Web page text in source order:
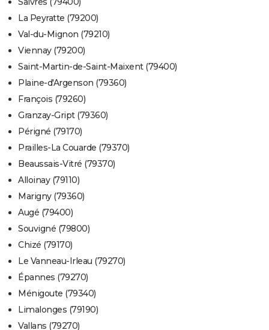
La Peyratte (79200)
Val-du-Mignon (79210)
Viennay (79200)
Saint-Martin-de-Saint-Maixent (79400)
Plaine-d'Argenson (79360)
François (79260)
Granzay-Gript (79360)
Périgné (79170)
Prailles-La Couarde (79370)
Beaussais-Vitré (79370)
Alloinay (79110)
Marigny (79360)
Augé (79400)
Souvigné (79800)
Chizé (79170)
Le Vanneau-Irleau (79270)
Épannes (79270)
Ménigoute (79340)
Limalonges (79190)
Vallans (79270)